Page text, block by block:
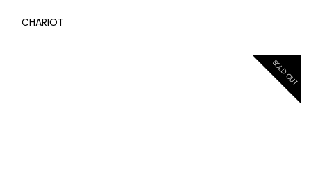
CHARIOT
SOLD OUT